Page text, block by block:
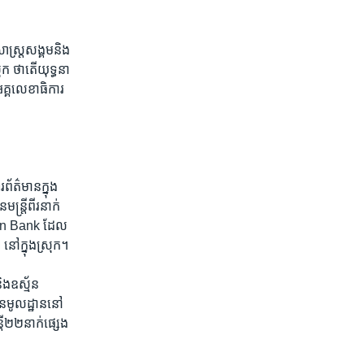
ស្ត្រ​សង្គម​និង​
ថា​តើ​យុទ្ធនា
លេខាធិការ​
ត៌មាន​ក្នុង​
ត្រី​ពីរ​នាក់​
Bank ដែល​
នៅ​ក្នុង​ស្រុក។
ឧស្ម័ន
មូលដ្ឋាន​នៅ​
២២​នាក់​ផ្សេង​